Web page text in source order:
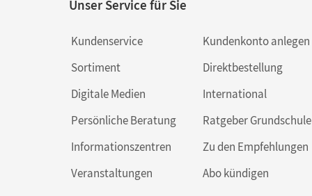
Unser Service für Sie
Kundenservice
Sortiment
Digitale Medien
Persönliche Beratung
Informationszentren
Veranstaltungen
Kundenkonto anlegen
Direktbestellung
International
Ratgeber Grundschule
Zu den Empfehlungen
Abo kündigen